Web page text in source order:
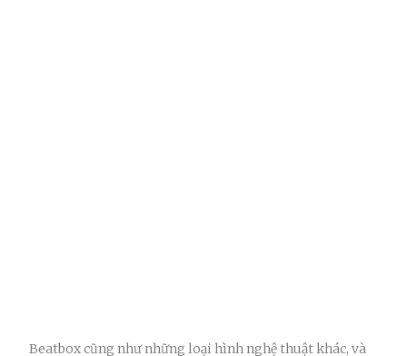
Beatbox cũng như những loại hình nghệ thuật khác, và